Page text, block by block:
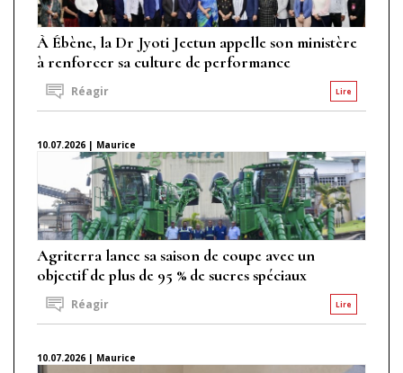
À Ébène, la Dr Jyoti Jeetun appelle son ministère
à renforcer sa culture de performance
Lire
Réagir
10.07.2026 | Maurice
Agriterra lance sa saison de coupe avec un
objectif de plus de 95 % de sucres spéciaux
Lire
Réagir
10.07.2026 | Maurice